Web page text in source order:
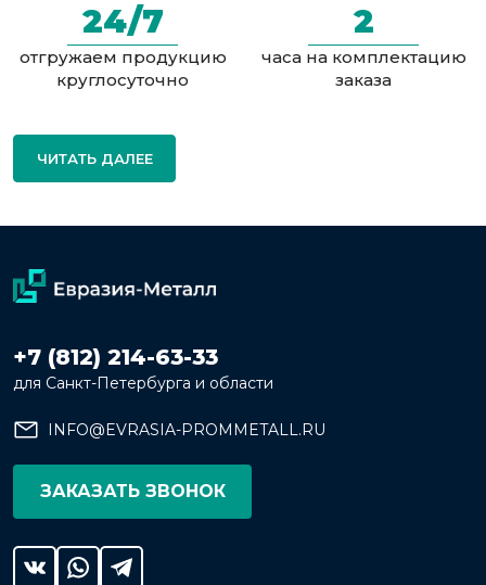
24/7
отгружаем продукцию
круглосуточно
2
часа на комплектацию
заказа
ЧИТАТЬ ДАЛЕЕ
+7 (812) 214-63-33
для Санкт-Петербурга и области
INFO@EVRASIA-PROMMETALL.RU
ЗАКАЗАТЬ ЗВОНОК